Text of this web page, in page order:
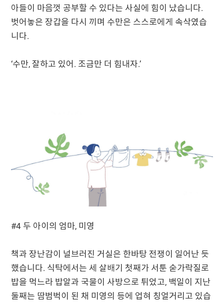
아들이 마음껏 공부할 수 있다는 사실에 힘이 났습니다.
벗어놓은 장갑을 다시 끼며 수만은 스스로에게 속삭였습
니다.
‘수만, 잘하고 있어. 조금만 더 힘내자.’
#4 두 아이의 엄마, 미영
책과 장난감이 널브러진 거실은 한바탕 전쟁이 일어난 듯
했습니다. 식탁에서는 세 살배기 첫째가 서툰 숟가락질로
밥을 먹느라 밥알과 국물이 사방으로 튀었고, 백일이 지난
둘째는 땀범벅이 된 채 미영의 등에 업혀 칭얼거리고 있습